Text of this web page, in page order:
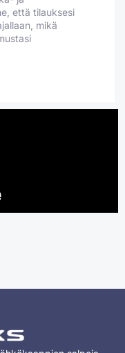
että tilauksesi
mikä